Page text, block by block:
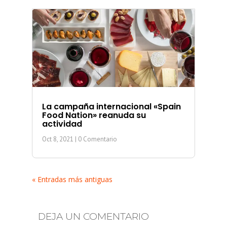
La campaña internacional «Spain
Food Nation» reanuda su
actividad
Oct 8, 2021 | 0 Comentario
« Entradas más antiguas
DEJA UN COMENTARIO